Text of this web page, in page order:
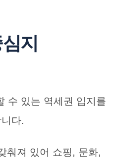
지
수 있는 역세권 입지를
다.
춰져 있어 쇼핑, 문화,